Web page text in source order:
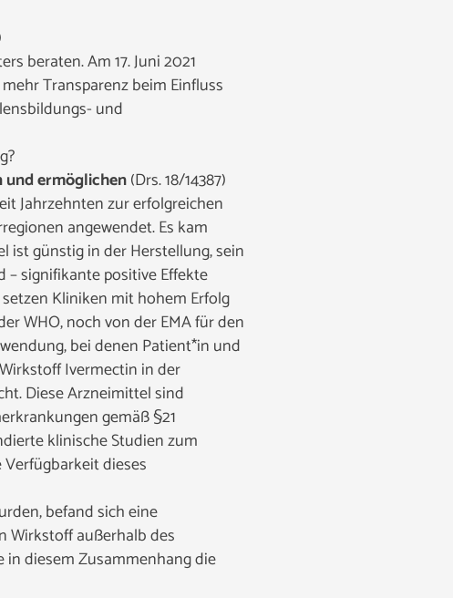
beraten. Am 17. Juni 2021
Transparenz beim Einfluss
und
und ermöglichen(Drs. 18/14387)
Jahrzehnten zur erfolgreichen
angewendet. Es kam
ist günstig in der Herstellung, sein
– signifikante positive Effekte
Kliniken mit hohem Erfolg
WHO, noch von der EMA für den
bei denen Patient*in und
Ivermectin in der
Diese Arzneimittel sind
gemäß §21
klinische Studien zum
dieses
befand sich eine
Wirkstoff außerhalb des
in diesem Zusammenhang die